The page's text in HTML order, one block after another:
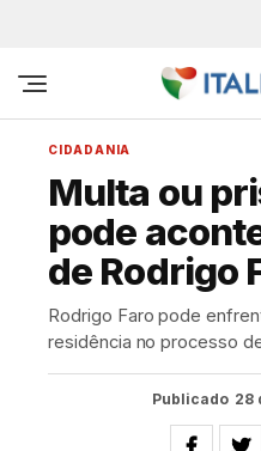
CIDADANIA
Multa ou
pode
de Rodrigo
Rodrigo Faro pode
residência no processo
Publicado 28